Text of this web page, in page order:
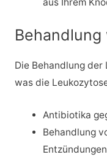
Die Behandlung
was die
Antibiotika
Behandlung